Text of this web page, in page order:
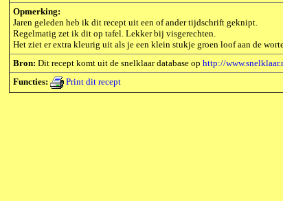
Opmerking:
Jaren geleden heb ik dit recept uit een of ander tijdschrift geknipt.
Regelmatig zet ik dit op tafel. Lekker bij visgerechten.
Het ziet er extra kleurig uit als je een klein stukje groen loof aan de
Bron: Dit recept komt uit de snelklaar database op http://
Functies:
Print dit recept